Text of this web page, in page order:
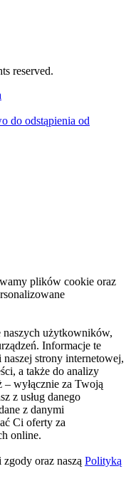
reserved.
do odstąpienia od
plików cookie oraz
naszych użytkowników,
Informacje te
strony internetowej,
a także do analizy
wyłącznie za Twoją
z usług danego
z danymi
Ci oferty za
online.
oraz naszą Polityką